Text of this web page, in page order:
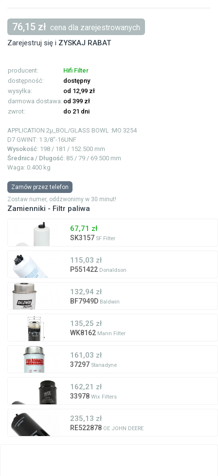
76,15 zł cena dla zarejestrowanych
Zarejestruj się i ZYSKAJ RABAT
producent:
Hifi Filter
dostępność:
dostępny
wysyłka:
od 12,99 zł
darmowa dostawa: od 399 zł
zwrot:
do 21 dni
APPLICATION 2µ_BOL/GLASS BOWL :MO 3254
D7 GWINT: 1 3/8"-16UNF
Wysokość: 198 / 181 / 152.500 mm
Średnica / Długość: 85 / 79 / 69.500 mm
Waga: 0.400 kg
Zamów przez telefon
Zostaw numer, oddzwonimy w 30 minut!
Zamienniki - Filtr paliwa
67,71 zł
SK3157 SF Filter
115,03 zł
P551422 Donaldson
132,94 zł
BF7949D Baldwin
135,25 zł
WK8162 Mann Filter
161,03 zł
37297 Stanadyne
162,21 zł
33978 Wix Filters
235,13 zł
RE522878 OE JOHN DEERE